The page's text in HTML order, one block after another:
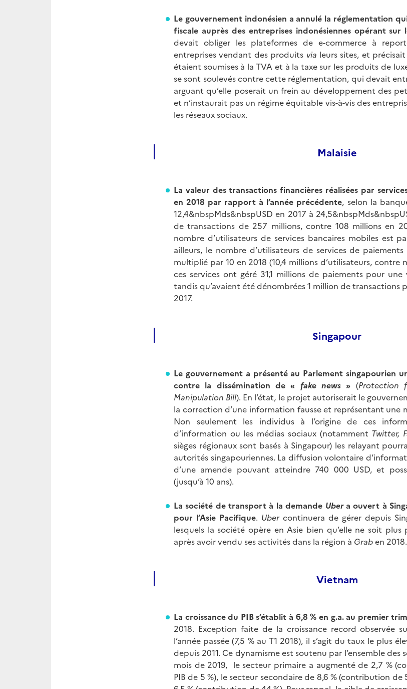
Le gouvernement indonésien a annulé la réglementation
fiscale auprès des entreprises indonésiennes opérant sur
devait obliger les plateformes de e-commerce à
entreprises vendant des produits via leurs sites, et
étaient soumises à la TVA et à la taxe sur les produits de
se sont soulevés contre cette réglementation, qui devait
arguant qu’elle poserait un frein au développement des
et n’instaurait pas un régime équitable vis-à-vis des
les réseaux sociaux.
Malaisie
La valeur des transactions financières réalisées par
en 2018 par rapport à l’année précédente, selon la
12,4&nbspMds&nbspUSD en 2017 à
de transactions de 257 millions, contre 108 millions en
nombre d’utilisateurs de services bancaires mobiles est
ailleurs, le nombre d’utilisateurs de services de
multiplié par 10 en 2018 (10,4 millions d’utilisateurs, contre
ces services ont géré 31,1 millions de paiements pour
tandis qu’avaient été dénombrées 1 million de transactions
2017.
Singapour
Le gouvernement a présenté au Parlement singapourien
contre la dissémination de « fake news » (Protection
Manipulation Bill). En l’état, le projet autoriserait le
la correction d’une information fausse et représentant une
Non seulement les individus à l’origine de ces
d’information ou les médias sociaux (notamment Twitter,
sièges régionaux sont basés à Singapour) les relayant
autorités singapouriennes. La diffusion volontaire
d’une amende pouvant atteindre 740 000 USD, et
(jusqu’à 10 ans).
La société de transport à la demande Ubera ouvert à
pour l’Asie Pacifique. Ubercontinuera de gérer depuis
lesquels la société opère en Asie bien qu’elle ne soit plus
après avoir vendu ses activités dans la région à Graben 2018.
Vietnam
La croissance du PIB s’établit à 6,8 % en g.a. au premier
2018. Exception faite de la croissance record observée
l’année passée (7,5 % au T1 2018), il s’agit du taux le plus
depuis 2011. Ce dynamisme est soutenu par l’ensemble des
mois de 2019, le secteur primaire a augmenté de 2,7 %
PIB de 5 %), le secteur secondaire de 8,6 % (contribution